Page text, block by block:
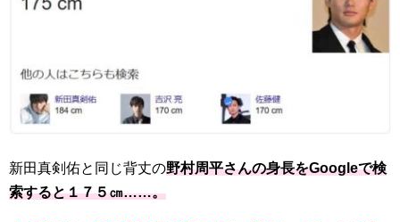
新田真剣佑と同じ背丈の野村周平さんの身長をGoogleで検
索すると１７５㎝……。